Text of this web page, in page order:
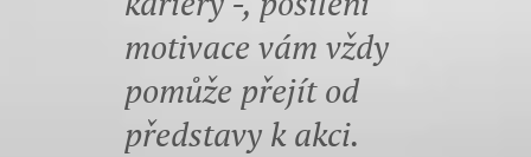
motivace vám vždy
pomůže přejít od
představy k akci.